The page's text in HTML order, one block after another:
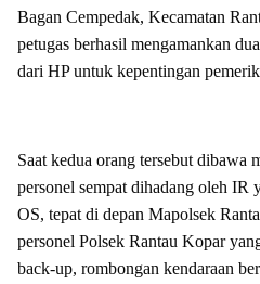
Bagan Cempedak, Kecamatan
petugas berhasil mengamankan
dari HP untuk kepentingan
Saat kedua orang tersebut dibawa
personel sempat dihadang oleh IR
OS, tepat di depan Mapolsek
personel Polsek Rantau Kopar
back-up, rombongan kendaraan